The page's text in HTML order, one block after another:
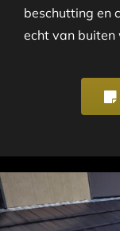
beschutting en
echt van buiten